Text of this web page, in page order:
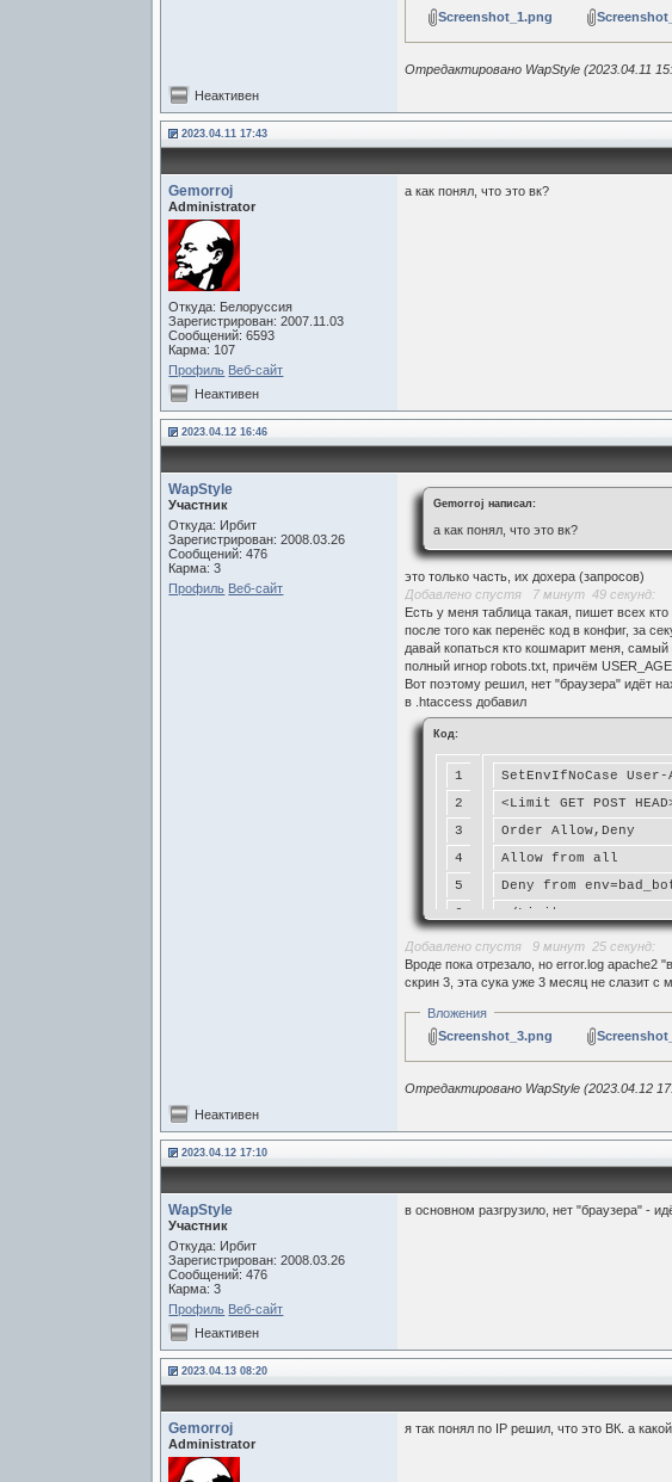
Screenshot_1.png
Отредактировано WapStyle (2023.04.11
Неактивен
2023.04.11 17:43
Gemorroj
Administrator
Откуда: Белоруссия
Зарегистрирован: 2007.11.03
Сообщений: 6593
Карма: 107
Профиль Веб-сайт
а как понял, что это вк?
Неактивен
2023.04.12 16:46
WapStyle
Участник
Откуда: Ирбит
Зарегистрирован: 2008.03.26
Сообщений: 476
Карма: 3
Профиль Веб-сайт
Gemorroj написал:
а как понял, что это вк?
это только часть, их дохера (запросов)
Добавлено спустя 7 минут 49 секунд:
Есть у меня таблица такая, пишет всех
после того как перенёс код в конфиг, за
давай копаться кто кошмарит меня,
полный игнор robots.txt, причём
Вот поэтому решил, нет "браузера" идёт
в .htaccess добавил
Код:
1
2
3
4
5
6
SetEnvIfNoCase
<Limit GET POST
Order Allow,Deny
Allow from all
Deny from
</Limit>
Добавлено спустя 9 минут 25 секунд:
Вроде пока отрезало, но error.log apache2
скрин 3, эта сука уже 3 месяц не слазит с
Вложения
Screenshot_3.png
Отредактировано WapStyle (2023.04.12
Неактивен
2023.04.12 17:10
WapStyle
Участник
Откуда: Ирбит
Зарегистрирован: 2008.03.26
Сообщений: 476
Карма: 3
Профиль Веб-сайт
в основном разгрузило, нет "браузера" -
Неактивен
2023.04.13 08:20
Gemorroj
Administrator
я так понял по IP решил, что это ВК. а